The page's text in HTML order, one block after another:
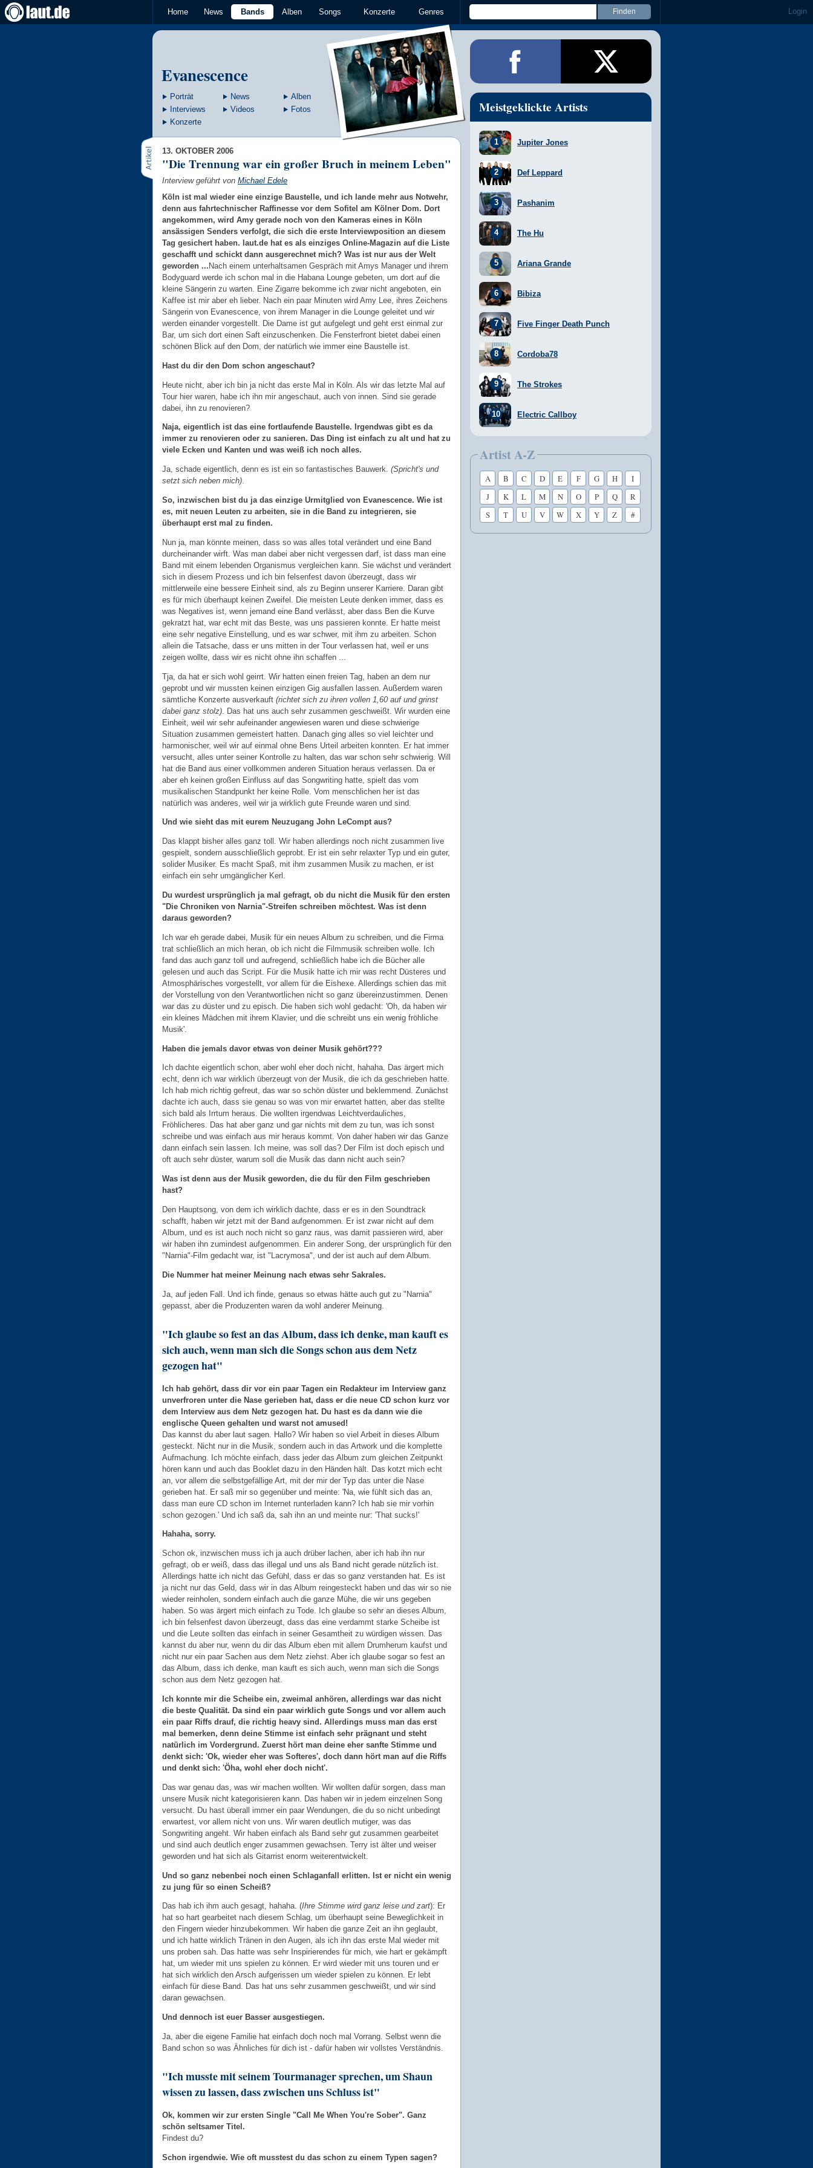
Home News Bands Alben Songs Konzerte Genres Login
Evanescence
Porträt News
Alben
Interviews
Videos
Fotos
Konzerte
13. OKTOBER 2006
"Die Trennung war ein großer Bruch in meinem Leben"
Interview geführt von Michael Edele
Köln ist mal wieder eine einzige Baustelle, und ich lande mehr aus Notwehr,
denn aus fahrtechnischer Raffinesse vor dem Sofitel am Kölner Dom. Dort
angekommen, wird Amy gerade noch von den Kameras eines in Köln
ansässigen Senders verfolgt, die sich die erste Interviewposition an diesem
Tag gesichert haben. laut.de hat es als einziges Online-Magazin auf die Liste
geschafft und schickt dann ausgerechnet mich? Was ist nur aus der Welt
geworden ... Nach einem unterhaltsamen Gespräch mit Amys Manager und ihrem
Bodyguard werde ich schon mal in die Habana Lounge gebeten, um dort auf die
kleine Sängerin zu warten. Eine Zigarre bekomme ich zwar nicht angeboten, ein
Kaffee ist mir aber eh lieber. Nach ein paar Minuten wird Amy Lee, ihres Zeichens
Sängerin von Evanescence, von ihrem Manager in die Lounge geleitet und wir
werden einander vorgestellt. Die Dame ist gut aufgelegt und geht erst einmal zur
Bar, um sich dort einen Saft einzuschenken. Die Fensterfront bietet dabei einen
schönen Blick auf den Dom, der natürlich wie immer eine Baustelle ist.
Hast du dir den Dom schon angeschaut?
Heute nicht, aber ich bin ja nicht das erste Mal in Köln. Als wir das letzte Mal auf
Tour hier waren, habe ich ihn mir angeschaut, auch von innen. Sind sie gerade
dabei, ihn zu renovieren?
Naja, eigentlich ist das eine fortlaufende Baustelle. Irgendwas gibt es da
immer zu renovieren oder zu sanieren. Das Ding ist einfach zu alt und hat zu
viele Ecken und Kanten und was weiß ich noch alles.
Ja, schade eigentlich, denn es ist ein so fantastisches Bauwerk. (Spricht's und
setzt sich neben mich).
So, inzwischen bist du ja das einzige Urmitglied von Evanescence. Wie ist
es, mit neuen Leuten zu arbeiten, sie in die Band zu integrieren, sie
überhaupt erst mal zu finden.
Nun ja, man könnte meinen, dass so was alles total verändert und eine Band
durcheinander wirft. Was man dabei aber nicht vergessen darf, ist dass man eine
Band mit einem lebenden Organismus vergleichen kann. Sie wächst und verändert
sich in diesem Prozess und ich bin felsenfest davon überzeugt, dass wir
mittlerweile eine bessere Einheit sind, als zu Beginn unserer Karriere. Daran gibt
es für mich überhaupt keinen Zweifel. Die meisten Leute denken immer, dass es
was Negatives ist, wenn jemand eine Band verlässt, aber dass Ben die Kurve
gekratzt hat, war echt mit das Beste, was uns passieren konnte. Er hatte meist
eine sehr negative Einstellung, und es war schwer, mit ihm zu arbeiten. Schon
allein die Tatsache, dass er uns mitten in der Tour verlassen hat, weil er uns
zeigen wollte, dass wir es nicht ohne ihn schaffen ...
Tja, da hat er sich wohl geirrt. Wir hatten einen freien Tag, haben an dem nur
geprobt und wir mussten keinen einzigen Gig ausfallen lassen. Außerdem waren
sämtliche Konzerte ausverkauft (richtet sich zu ihren vollen 1,60 auf und grinst
dabei ganz stolz) . Das hat uns auch sehr zusammen geschweißt. Wir wurden eine
Einheit, weil wir sehr aufeinander angewiesen waren und diese schwierige
Situation zusammen gemeistert hatten. Danach ging alles so viel leichter und
harmonischer, weil wir auf einmal ohne Bens Urteil arbeiten konnten. Er hat immer
versucht, alles unter seiner Kontrolle zu halten, das war schon sehr schwierig. Will
hat die Band aus einer vollkommen anderen Situation heraus verlassen. Da er
aber eh keinen großen Einfluss auf das Songwriting hatte, spielt das vom
musikalischen Standpunkt her keine Rolle. Vom menschlichen her ist das
natürlich was anderes, weil wir ja wirklich gute Freunde waren und sind.
Und wie sieht das mit eurem Neuzugang John LeCompt aus?
Das klappt bisher alles ganz toll. Wir haben allerdings noch nicht zusammen live
gespielt, sondern ausschließlich geprobt. Er ist ein sehr relaxter Typ und ein guter,
solider Musiker. Es macht Spaß, mit ihm zusammen Musik zu machen, er ist
einfach ein sehr umgänglicher Kerl.
Du wurdest ursprünglich ja mal gefragt, ob du nicht die Musik für den ersten
"Die Chroniken von Narnia"-Streifen schreiben möchtest. Was ist denn
daraus geworden?
Ich war eh gerade dabei, Musik für ein neues Album zu schreiben, und die Firma
trat schließlich an mich heran, ob ich nicht die Filmmusik schreiben wolle. Ich
fand das auch ganz toll und aufregend, schließlich habe ich die Bücher alle
gelesen und auch das Script. Für die Musik hatte ich mir was recht Düsteres und
Atmosphärisches vorgestellt, vor allem für die Eishexe. Allerdings schien das mit
der Vorstellung von den Verantwortlichen nicht so ganz übereinzustimmen. Denen
war das zu düster und zu episch. Die haben sich wohl gedacht: 'Oh, da haben wir
ein kleines Mädchen mit ihrem Klavier, und die schreibt uns ein wenig fröhliche
Musik'.
Haben die jemals davor etwas von deiner Musik gehört???
Ich dachte eigentlich schon, aber wohl eher doch nicht, hahaha. Das ärgert mich
echt, denn ich war wirklich überzeugt von der Musik, die ich da geschrieben hatte.
Ich hab mich richtig gefreut, das war so schön düster und beklemmend. Zunächst
dachte ich auch, dass sie genau so was von mir erwartet hatten, aber das stellte
sich bald als Irrtum heraus. Die wollten irgendwas Leichtverdauliches,
Fröhlicheres. Das hat aber ganz und gar nichts mit dem zu tun, was ich sonst
schreibe und was einfach aus mir heraus kommt. Von daher haben wir das Ganze
dann einfach sein lassen. Ich meine, was soll das? Der Film ist doch episch und
oft auch sehr düster, warum soll die Musik das dann nicht auch sein?
Was ist denn aus der Musik geworden, die du für den Film geschrieben
hast?
Den Hauptsong, von dem ich wirklich dachte, dass er es in den Soundtrack
schafft, haben wir jetzt mit der Band aufgenommen. Er ist zwar nicht auf dem
Album, und es ist auch noch nicht so ganz raus, was damit passieren wird, aber
wir haben ihn zumindest aufgenommen. Ein anderer Song, der ursprünglich für den
"Narnia"-Film gedacht war, ist "Lacrymosa", und der ist auch auf dem Album.
Die Nummer hat meiner Meinung nach etwas sehr Sakrales.
Ja, auf jeden Fall. Und ich finde, genaus so etwas hätte auch gut zu "Narnia"
gepasst, aber die Produzenten waren da wohl anderer Meinung.
"Ich glaube so fest an das Album, dass ich denke, man kauft es
sich auch, wenn man sich die Songs schon aus dem Netz
gezogen hat"
Ich hab gehört, dass dir vor ein paar Tagen ein Redakteur im Interview ganz
unverfroren unter die Nase gerieben hat, dass er die neue CD schon kurz vor
dem Interview aus dem Netz gezogen hat. Du hast es da dann wie die
englische Queen gehalten und warst not amused!
Das kannst du aber laut sagen. Hallo? Wir haben so viel Arbeit in dieses Album
gesteckt. Nicht nur in die Musik, sondern auch in das Artwork und die komplette
Aufmachung. Ich möchte einfach, dass jeder das Album zum gleichen Zeitpunkt
hören kann und auch das Booklet dazu in den Händen hält. Das kotzt mich echt
an, vor allem die selbstgefällige Art, mit der mir der Typ das unter die Nase
gerieben hat. Er saß mir so gegenüber und meinte: 'Na, wie fühlt sich das an,
dass man eure CD schon im Internet runterladen kann? Ich hab sie mir vorhin
schon gezogen.' Und ich saß da, sah ihn an und meinte nur: 'That sucks!'
Hahaha, sorry.
Schon ok, inzwischen muss ich ja auch drüber lachen, aber ich hab ihn nur
gefragt, ob er weiß, dass das illegal und uns als Band nicht gerade nützlich ist.
Allerdings hatte ich nicht das Gefühl, dass er das so ganz verstanden hat. Es ist
ja nicht nur das Geld, dass wir in das Album reingesteckt haben und das wir so nie
wieder reinholen, sondern einfach auch die ganze Mühe, die wir uns gegeben
haben. So was ärgert mich einfach zu Tode. Ich glaube so sehr an dieses Album,
ich bin felsenfest davon überzeugt, dass das eine verdammt starke Scheibe ist
und die Leute sollten das einfach in seiner Gesamtheit zu würdigen wissen. Das
kannst du aber nur, wenn du dir das Album eben mit allem Drumherum kaufst und
nicht nur ein paar Sachen aus dem Netz ziehst. Aber ich glaube sogar so fest an
das Album, dass ich denke, man kauft es sich auch, wenn man sich die Songs
schon aus dem Netz gezogen hat.
Ich konnte mir die Scheibe ein, zweimal anhören, allerdings war das nicht
die beste Qualität. Da sind ein paar wirklich gute Songs und vor allem auch
ein paar Riffs drauf, die richtig heavy sind. Allerdings muss man das erst
mal bemerken, denn deine Stimme ist einfach sehr prägnant und steht
natürlich im Vordergrund. Zuerst hört man deine eher sanfte Stimme und
denkt sich: 'Ok, wieder eher was Softeres', doch dann hört man auf die Riffs
und denkt sich: 'Öha, wohl eher doch nicht'.
Das war genau das, was wir machen wollten. Wir wollten dafür sorgen, dass man
unsere Musik nicht kategorisieren kann. Das haben wir in jedem einzelnen Song
versucht. Du hast überall immer ein paar Wendungen, die du so nicht unbedingt
erwartest, vor allem nicht von uns. Wir waren deutlich mutiger, was das
Songwriting angeht. Wir haben einfach als Band sehr gut zusammen gearbeitet
und sind auch deutlich enger zusammen gewachsen. Terry ist älter und weiser
geworden und hat sich als Gitarrist enorm weiterentwickelt.
Und so ganz nebenbei noch einen Schlaganfall erlitten. Ist er nicht ein wenig
zu jung für so einen Scheiß?
Das hab ich ihm auch gesagt, hahaha. (Ihre Stimme wird ganz leise und zart): Er
hat so hart gearbeitet nach diesem Schlag, um überhaupt seine Beweglichkeit in
den Fingern wieder hinzubekommen. Wir haben die ganze Zeit an ihn geglaubt,
und ich hatte wirklich Tränen in den Augen, als ich ihn das erste Mal wieder mit
uns proben sah. Das hatte was sehr Inspirierendes für mich, wie hart er gekämpft
hat, um wieder mit uns spielen zu können. Er wird wieder mit uns touren und er
hat sich wirklich den Arsch aufgerissen um wieder spielen zu können. Er lebt
einfach für diese Band. Das hat uns sehr zusammen geschweißt, und wir sind
daran gewachsen.
Und dennoch ist euer Basser ausgestiegen.
Ja, aber die eigene Familie hat einfach doch noch mal Vorrang. Selbst wenn die
Band schon so was Ähnliches für dich ist - dafür haben wir vollstes Verständnis.
"Ich musste mit seinem Tourmanager sprechen, um Shaun
wissen zu lassen, dass zwischen uns Schluss ist"
Ok, kommen wir zur ersten Single "Call Me When You're Sober". Ganz
schön seltsamer Titel.
Findest du?
Schon irgendwie. Wie oft musstest du das schon zu einem Typen sagen?
Meistgeklickte Artists
Jupiter Jones
Def Leppard
Pashanim
The Hu
Ariana Grande
Bibiza
Five Finger Death Punch
Cordoba78
The Strokes
Electric Callboy
Artist A-Z
A B C D E F G H
I
J
K L M N O P Q
R
S
T U V W X Y Z #